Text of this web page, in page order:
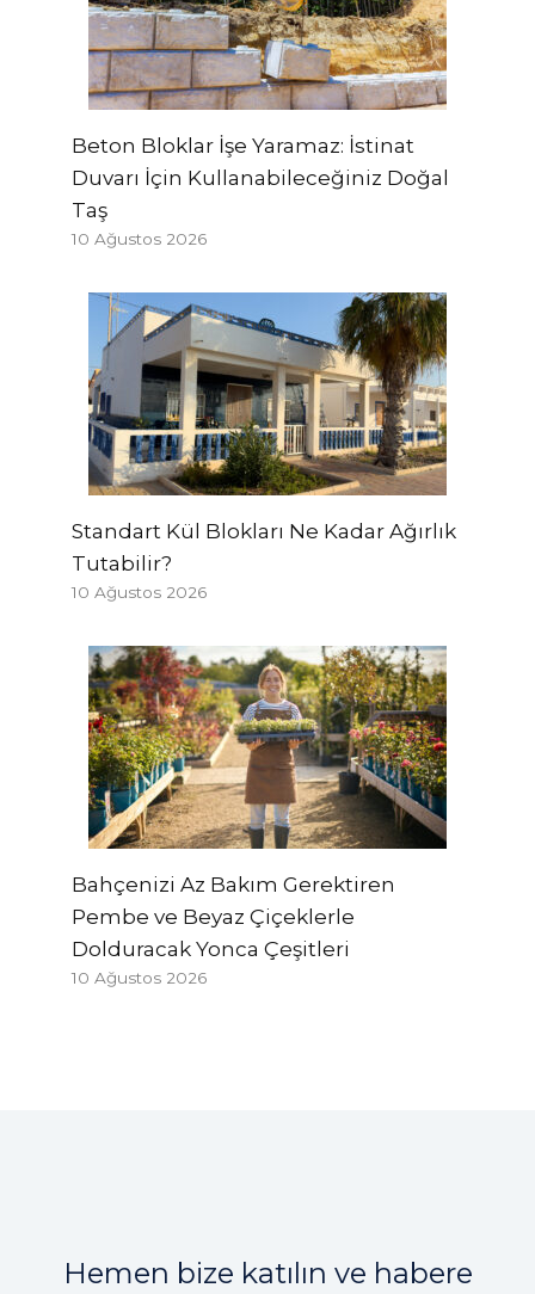
Beton Bloklar İşe Yaramaz: İstinat
Duvarı İçin Kullanabileceğiniz Doğal
Taş
10 Ağustos 2026
Standart Kül Blokları Ne Kadar Ağırlık
Tutabilir?
10 Ağustos 2026
Bahçenizi Az Bakım Gerektiren
Pembe ve Beyaz Çiçeklerle
Dolduracak Yonca Çeşitleri
10 Ağustos 2026
Hemen bize katılın ve habere